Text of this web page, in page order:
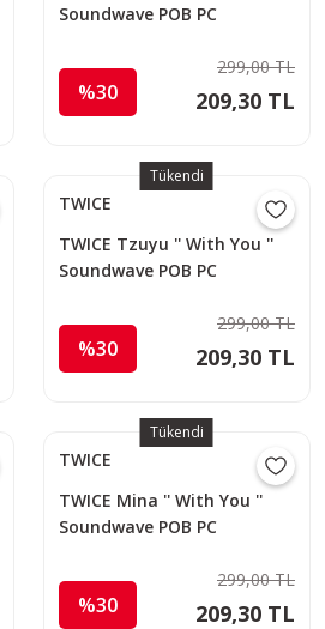
Soundwave POB PC
%30
299,00 TL
209,30 TL
Tükendi
TWICE
TWICE Tzuyu '' With You ''
Soundwave POB PC
%30
299,00 TL
209,30 TL
Tükendi
TWICE
TWICE Mina '' With You ''
Soundwave POB PC
%30
299,00 TL
209,30 TL